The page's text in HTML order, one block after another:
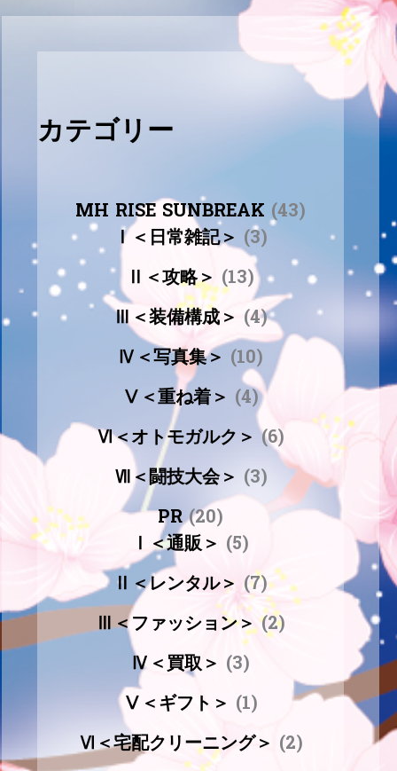
カテゴリー
MH RISE SUNBREAK (43)
Ⅰ＜日常雑記＞ (3)
Ⅱ＜攻略＞ (13)
Ⅲ＜装備構成＞ (4)
Ⅳ＜写真集＞ (10)
Ⅴ＜重ね着＞ (4)
Ⅵ＜オトモガルク＞ (6)
Ⅶ＜闘技大会＞ (3)
PR(20)
Ⅰ＜通販＞ (5)
Ⅱ＜レンタル＞ (7)
Ⅲ＜ファッション＞(2)
Ⅳ＜買取＞ (3)
Ⅴ＜ギフト＞ (1)
Ⅵ＜宅配クリーニング＞ (2)